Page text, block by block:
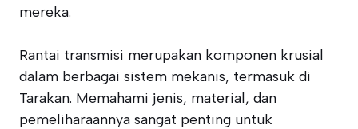
mereka.
Rantai transmisi merupakan komponen krusial
dalam berbagai sistem mekanis, termasuk di
Tarakan. Memahami jenis, material, dan
pemeliharaannya sangat penting untuk